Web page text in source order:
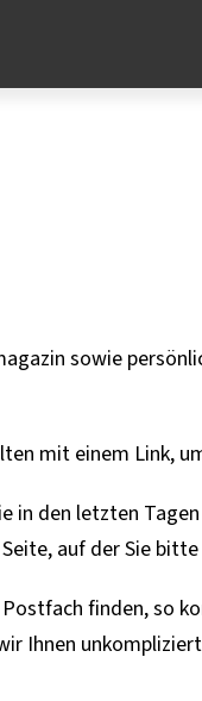
sowie
mit einem Link,
in den letzten
auf der Sie
finden, so
Ihnen